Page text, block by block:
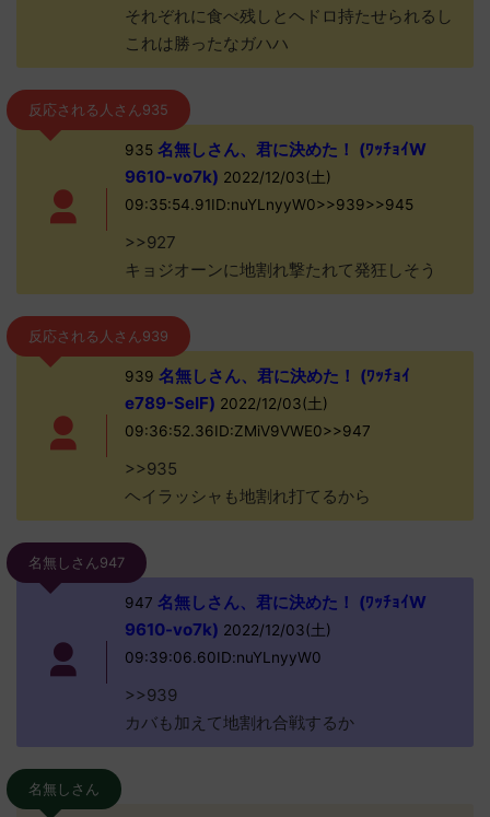
それぞれに食べ残しとヘドロ持たせられるし
これは勝ったなガハハ
反応される人さん935
935名無しさん、君に決めた！ (ﾜｯﾁｮｲW
9610-vo7k) 2022/12/03(土)
09:35:54.91ID:nuYLnyyW0>>939>>945
>>927
キョジオーンに地割れ撃たれて発狂しそう
反応される人さん939
939 名無しさん、君に決めた！ (ﾜｯﾁｮｲ
e789-SeIF) 2022/12/03(土)
09:36:52.36ID:ZMiV9VWE0>>947
>>935
ヘイラッシャも地割れ打てるから
名無しさん947
947 名無しさん、君に決めた！ (ﾜｯﾁｮｲW
9610-vo7k) 2022/12/03(土)
09:39:06.60ID:nuYLnyyW0
>>939
カバも加えて地割れ合戦するか
名無しさん